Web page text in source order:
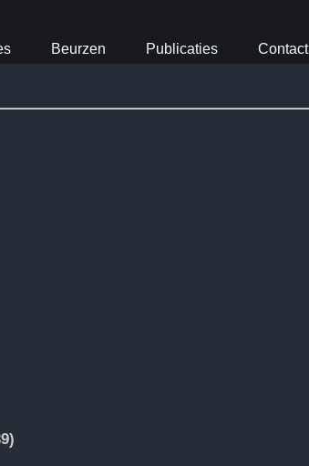
Beurzen Publicaties Contact